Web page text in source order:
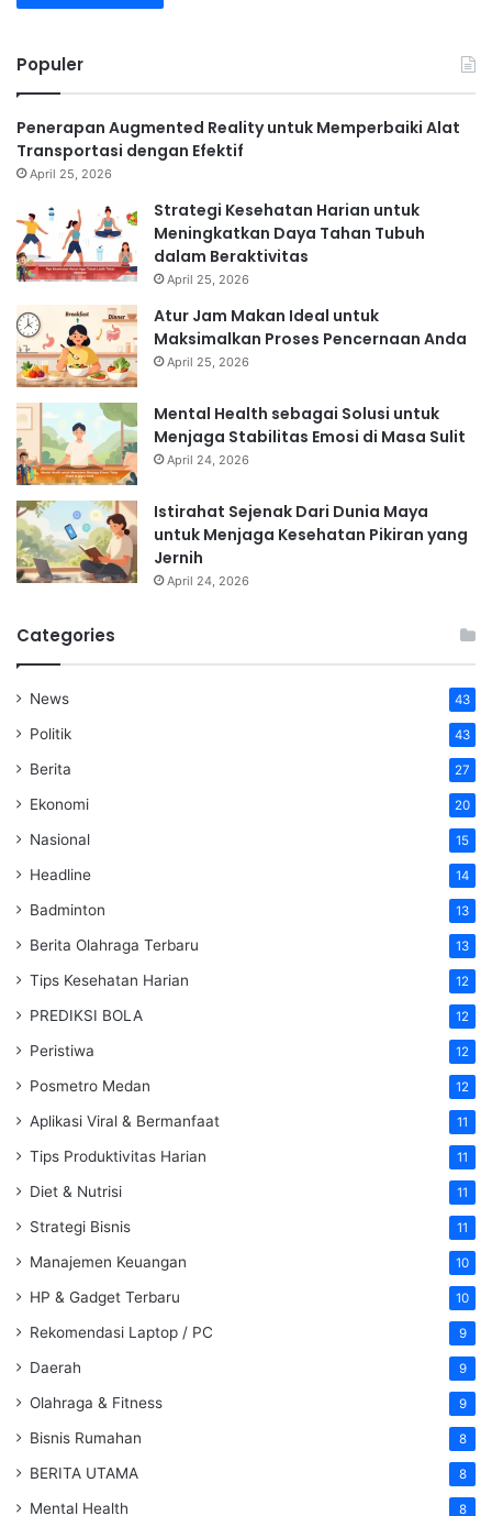
Populer
Penerapan Augmented Reality untuk Memperbaiki Alat
Transportasi dengan Efektif
April 25, 2026
Strategi Kesehatan Harian untuk
Meningkatkan Daya Tahan Tubuh
dalam Beraktivitas
April 25, 2026
Atur Jam Makan Ideal untuk
Maksimalkan Proses Pencernaan Anda
April 25, 2026
Mental Health sebagai Solusi untuk
Menjaga Stabilitas Emosi di Masa Sulit
April 24, 2026
Istirahat Sejenak Dari Dunia Maya
untuk Menjaga Kesehatan Pikiran yang
Jernih
April 24, 2026
Categories
News 43
Politik 43
Berita 27
Ekonomi 20
Nasional 15
Headline 14
Badminton 13
Berita Olahraga Terbaru 13
Tips Kesehatan Harian 12
PREDIKSI BOLA 12
Peristiwa 12
Posmetro Medan 12
Aplikasi Viral & Bermanfaat 11
Tips Produktivitas Harian 11
Diet & Nutrisi 11
Strategi Bisnis 11
Manajemen Keuangan 10
HP & Gadget Terbaru 10
Rekomendasi Laptop / PC 9
Daerah 9
Olahraga & Fitness 9
Bisnis Rumahan 8
BERITA UTAMA 8
Mental Health 8